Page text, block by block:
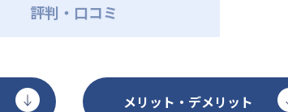
評判・口コミ
メリット・デメリット